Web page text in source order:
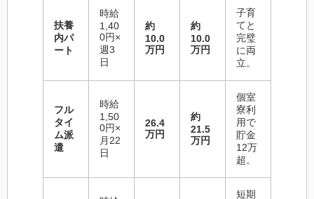
扶養
内パ
ート
時給
1,40
0円×
週3
日
約
10.0
万円
約
10.0
万円
子育
てと
完璧
に両
立。
フル
タイ
ム派
遣
時給
1,50
0円×
月22
日
26.4
万円
約
21.5
万円
個室
寮利
用で
貯金
12万
超。
短期